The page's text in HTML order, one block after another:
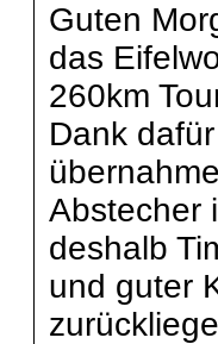
Guten
das
260km
Dank
Abstecher
deshalb
und guter